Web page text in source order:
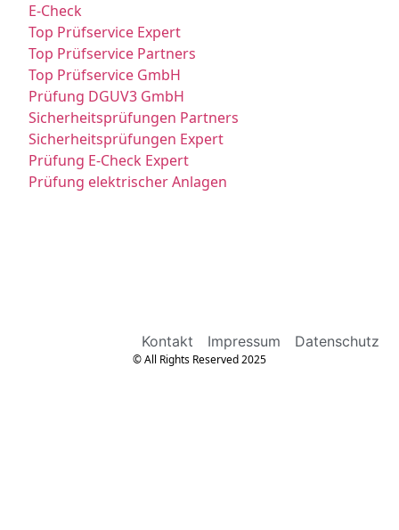
E-Check
Top Prüfservice Expert
Top Prüfservice Partners
Top Prüfservice GmbH
Prüfung DGUV3 GmbH
Sicherheitsprüfungen Partners
Sicherheitsprüfungen Expert
Prüfung E-Check Expert
Prüfung elektrischer Anlagen
Kontakt Impressum Datenschutz
© All Rights Reserved 2025